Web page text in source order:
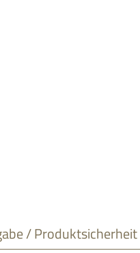
/ Produktsicherheit